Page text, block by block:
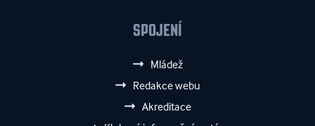
SPOJENÍ
Mládež
Redakce webu
Akreditace